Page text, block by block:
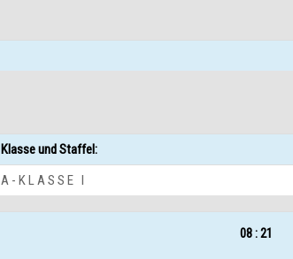
Klasse und Staffel:
A - K L A S S E I
08 : 21